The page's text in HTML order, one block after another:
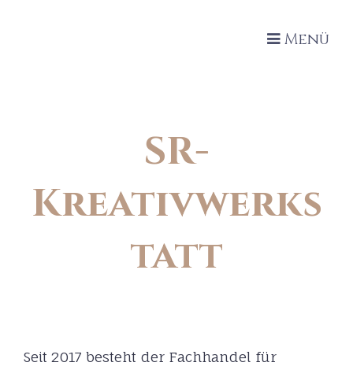
Menü
SR-
Kreativwerks
tatt
Seit 2017 besteht der Fachhandel für